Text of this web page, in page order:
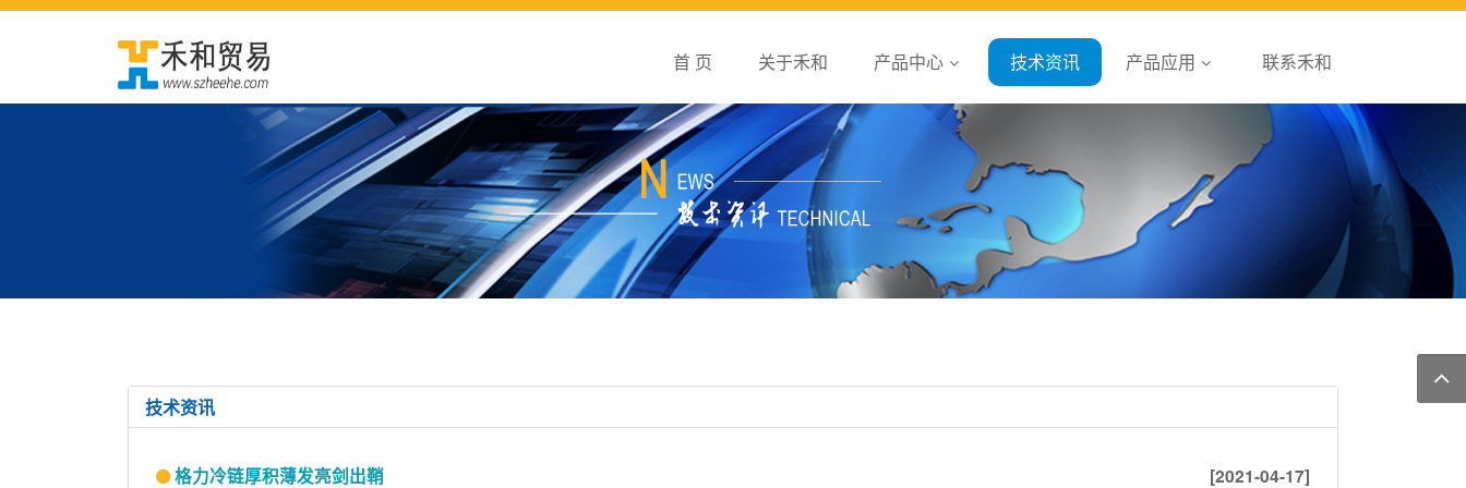
首 页 关于禾和 产品中心 技术资讯 产品应用 联系禾和
技术资讯
格力冷链厚积薄发亮剑出鞘 [2021-04-17]